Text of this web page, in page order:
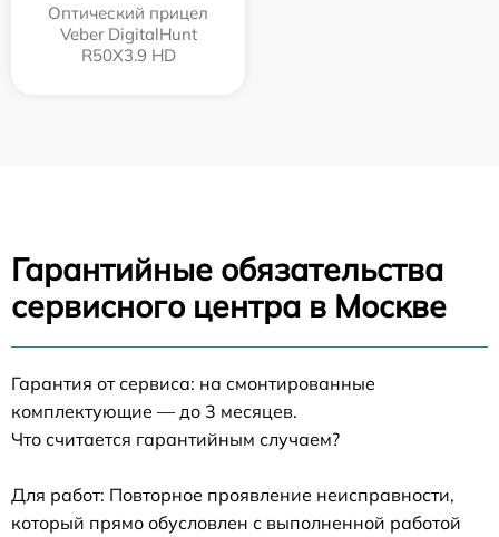
Оптический прицел
Veber DigitalHunt
R50X3.9 HD
Гарантийные обязательства
сервисного центра в Москве
Гарантия от сервиса: на смонтированные
комплектующие — до 3 месяцев.
Что считается гарантийным случаем?
Для работ: Повторное проявление неисправности,
который прямо обусловлен с выполненной работой